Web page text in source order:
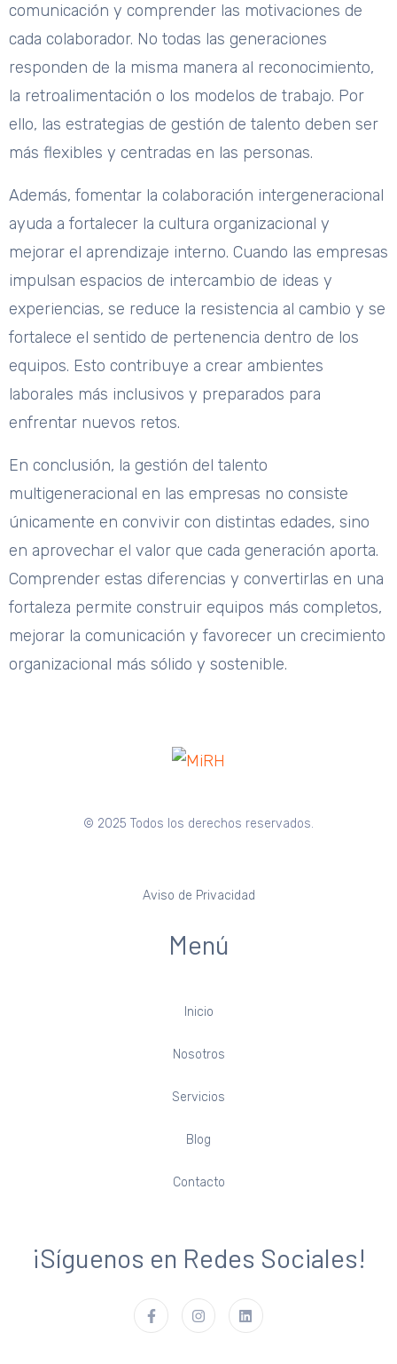
comunicación y comprender las motivaciones de
cada colaborador. No todas las generaciones
responden de la misma manera al reconocimiento,
la retroalimentación o los modelos de trabajo. Por
ello, las estrategias de gestión de talento deben ser
más flexibles y centradas en las personas.
Además, fomentar la colaboración intergeneracional
ayuda a fortalecer la cultura organizacional y
mejorar el aprendizaje interno. Cuando las empresas
impulsan espacios de intercambio de ideas y
experiencias, se reduce la resistencia al cambio y se
fortalece el sentido de pertenencia dentro de los
equipos. Esto contribuye a crear ambientes
laborales más inclusivos y preparados para
enfrentar nuevos retos.
En conclusión, la gestión del talento
multigeneracional en las empresas no consiste
únicamente en convivir con distintas edades, sino
en aprovechar el valor que cada generación aporta.
Comprender estas diferencias y convertirlas en una
fortaleza permite construir equipos más completos,
mejorar la comunicación y favorecer un crecimiento
organizacional más sólido y sostenible.
© 2025 Todos los derechos reservados.
Aviso de Privacidad
Menú
Inicio
Nosotros
Servicios
Blog
Contacto
¡Síguenos en Redes Sociales!